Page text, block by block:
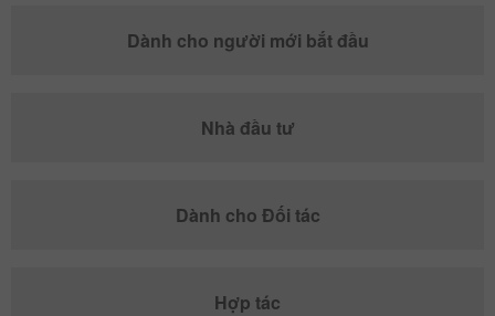
Dành cho người mới bắt đầu
Nhà đầu tư
Dành cho Đối tác
Hợp tác